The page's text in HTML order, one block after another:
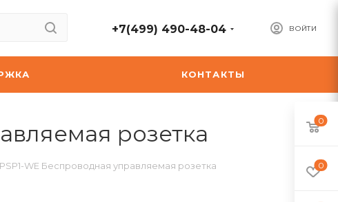
ВОЙТИ
+7(499) 490-48-04
КОНТАКТЫ
розетка
WE Беспроводная управляемая розетка
0
0